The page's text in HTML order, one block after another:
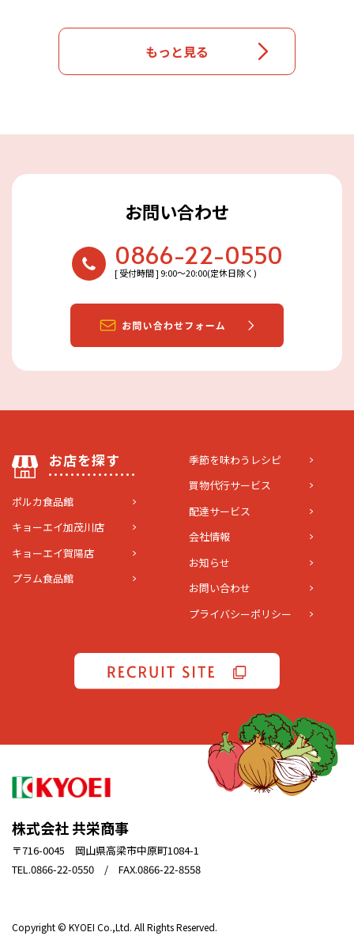
もっと見る
お問い合わせ
0866-22-0550
[ 受付時間 ] 9:00〜20:00(定休日除く)
お店を探す
ポルカ食品館
キョーエイ加茂川店
キョーエイ賀陽店
プラム食品館
季節を味わうレシピ
買物代行サービス
配達サービス
会社情報
お知らせ
お問い合わせ
プライバシーポリシー
株式会社 共栄商事
〒716-0045 岡山県高梁市中原町1084-1
TEL.0866-22-0550 / FAX.0866-22-8558
Copyright © KYOEI Co.,Ltd. All Rights Reserved.